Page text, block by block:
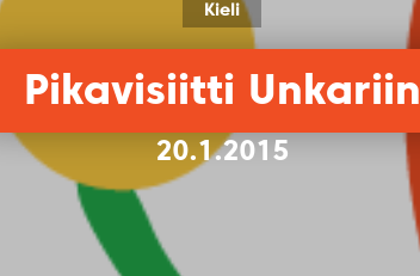
Kieli
Pikavisiitti Unkariin
20.1.2015